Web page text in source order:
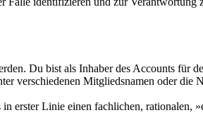
Du bist als Inhaber des Accounts für
verschiedenen Mitgliedsnamen oder
erster Linie einen fachlichen, rationalen,